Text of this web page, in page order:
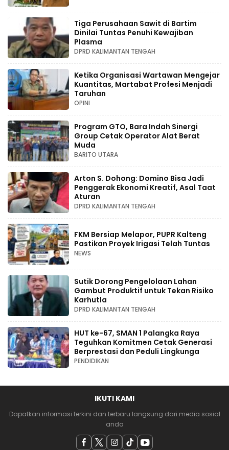
Tiga Perusahaan Sawit di Bartim
Dinilai Tuntas Penuhi Kewajiban
Plasma
DPRD KALIMANTAN TENGAH
Ketika Organisasi Wartawan Mengejar
Kuantitas, Martabat Profesi Menjadi
Taruhan
OPINI
Program GTO, Bara Indah Sinergi
Group Cetak Operator Alat Berat
Muda
BARITO UTARA
Arton S. Dohong: Domino Bisa Jadi
Penggerak Ekonomi Kreatif, Asal Taat
Aturan
DPRD KALIMANTAN TENGAH
FKM Bersiap Melapor, PUPR Kalteng
Pastikan Proyek Irigasi Telah Tuntas
NEWS
Sutik Dorong Pengelolaan Lahan
Gambut Produktif untuk Tekan Risiko
Karhutla
DPRD KALIMANTAN TENGAH
HUT ke-67, SMAN 1 Palangka Raya
Teguhkan Komitmen Cetak Generasi
Berprestasi dan Peduli Lingkunga
PENDIDIKAN
IKUTI KAMI
Dapatkan informasi terkini dan terbaru langsung dari media sosial
anda